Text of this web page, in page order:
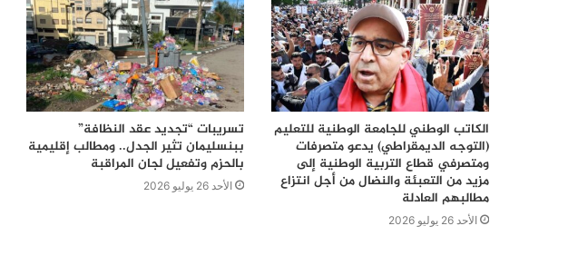
الكاتب الوطني للجامعة الوطنية للتعليم
(التوجه الديمقراطي) يدعو متصرفات
ومتصرفي قطاع التربية الوطنية إلى
مزيد من التعبئة والنضال من أجل انتزاع
مطالبهم العادلة
الأحد 26 يوليو 2026
تسريبات “تجديد عقد النظافة”
ببنسليمان تثير الجدل.. ومطالب إقليمية
بالحزم وتفعيل لجان المراقبة
الأحد 26 يوليو 2026